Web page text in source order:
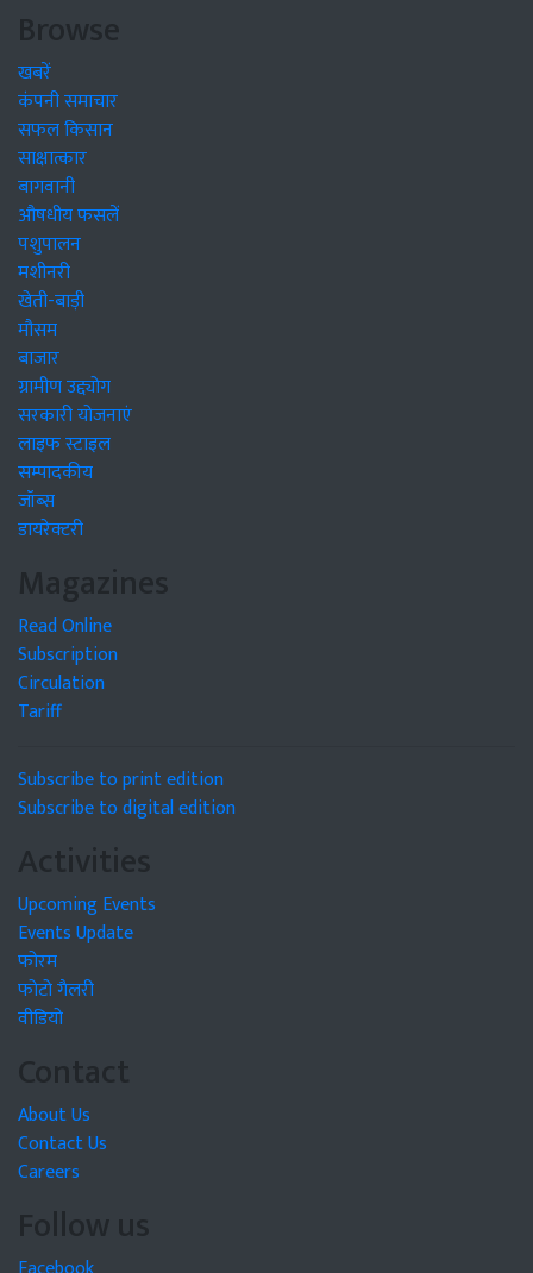
Browse
खबरें
कंपनी समाचार
सफल किसान
साक्षात्कार
बागवानी
औषधीय फसलें
पशुपालन
मशीनरी
खेती-बाड़ी
मौसम
बाजार
ग्रामीण उद्द्योग
सरकारी योजनाएं
लाइफ स्टाइल
सम्पादकीय
जॉब्स
डायरेक्टरी
Magazines
Read Online
Subscription
Circulation
Tariff
Subscribe to print edition
Subscribe to digital edition
Activities
Upcoming Events
Events Update
फोरम
फोटो गैलरी
वीडियो
Contact
About Us
Contact Us
Careers
Follow us